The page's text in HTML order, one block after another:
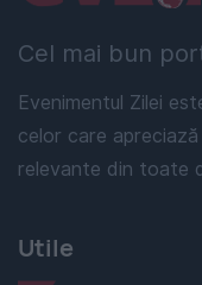
Cel mai bun
Evenimentul Zilei
celor care
relevante din toate
Utile